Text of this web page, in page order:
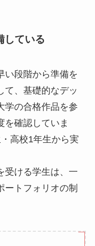
している
い段階から準備を
て、基礎的なデッ
学の合格作品を参
を確認していま
高校1年生から実
受ける学生は、一
ートフォリオの制